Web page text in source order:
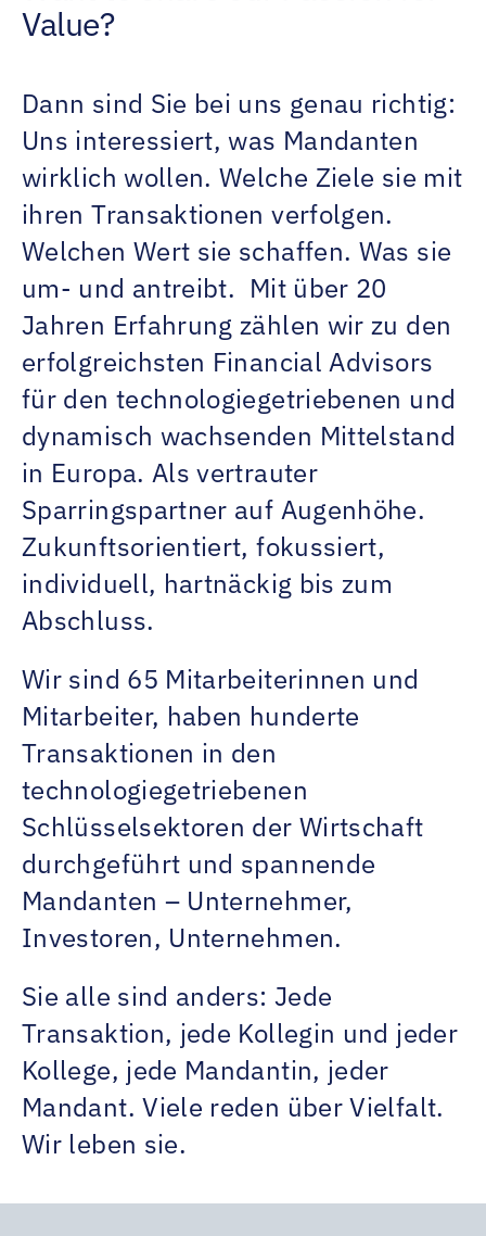
Value?
Dann sind Sie bei uns genau richtig:
Uns interessiert, was Mandanten
wirklich wollen. Welche Ziele sie mit
ihren Transaktionen verfolgen.
Welchen Wert sie schaffen. Was sie
um- und antreibt. Mit über 20
Jahren Erfahrung zählen wir zu den
erfolgreichsten Financial Advisors
für den technologiegetriebenen und
dynamisch wachsenden Mittelstand
in Europa. Als vertrauter
Sparringspartner auf Augenhöhe.
Zukunftsorientiert, fokussiert,
individuell, hartnäckig bis zum
Abschluss.
Wir sind 65 Mitarbeiterinnen und
Mitarbeiter, haben hunderte
Transaktionen in den
technologiegetriebenen
Schlüsselsektoren der Wirtschaft
durchgeführt und spannende
Mandanten – Unternehmer,
Investoren, Unternehmen.
Sie alle sind anders: Jede
Transaktion, jede Kollegin und jeder
Kollege, jede Mandantin, jeder
Mandant. Viele reden über Vielfalt.
Wir leben sie.